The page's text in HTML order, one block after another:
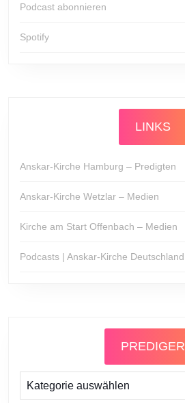
Podcast abonnieren
Spotify
LINKS
Anskar-Kirche Hamburg – Predigten
Anskar-Kirche Wetzlar – Medien
Kirche am Start Offenbach – Medien
Podcasts | Anskar-Kirche Deutschland
PREDIGER
Prediger